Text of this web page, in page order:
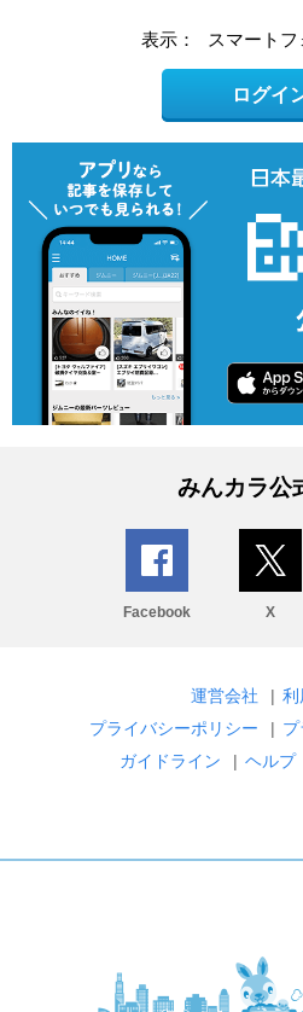
表示： スマートフ
ログイ
みんカラ公
Facebook X
運営会社 | 利
プライバシーポリシー
|
ガイドライン
| ヘルプ